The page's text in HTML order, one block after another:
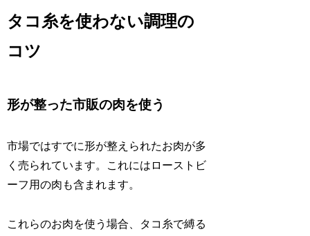
タコ糸を使わない調理の
コツ
形が整った市販の肉を使う
市場ではすでに形が整えられたお肉が多
く売られています。これにはローストビ
ーフ用の肉も含まれます。
これらのお肉を使う場合、タコ糸で縛る